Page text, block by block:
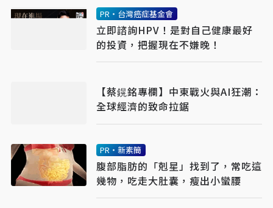
PR・台灣癌症基金會
立即諮詢HPV！是對自己健康最好
的投資，把握現在不嫌晚！
【蔡鎤銘專欄】中東戰火與AI狂潮：
全球經濟的致命拉鋸
PR・新素簡
腹部脂肪的「剋星」找到了，常吃這
幾物，吃走大肚囊，瘦出小蠻腰